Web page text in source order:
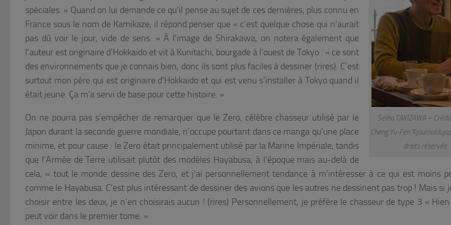
Seiho TAKIZAWA –
Cheng Yu-Fen
droits réservés
spéciales. » Quand on lui demande ce qu’il pense au sujet de ces dernières, plus connu en
France sous le nom de Kamikaze, il répond penser que « c’est quelque chose qui n’aurait
pas dû voir le jour, vide de sens. » À l’image de Shirakawa, on notera également que
l’auteur est originaire d’Hokkaido et vit à Kunitachi, bourgade à l’ouest de Tokyo : « ce sont
des environnements que je connais bien, donc ils sont plus faciles à dessiner (rires). C’est
surtout mon père qui est originaire d’Hokkaido et qui est venu s’installer à Tokyo quand il
était jeune. Ça m’a servi de base pour cette histoire. »
On ne pourra pas s’empêcher de remarquer que le Zero, célèbre chasseur utilisé par le
Japon durant la seconde guerre mondiale, n’occupe pourtant dans ce manga qu’une place
minime, et pour cause : le Zero était principalement utilisé par la Marine Impériale, tandis
que l’Armée de Terre utilisait plutôt des modèles Hayabusa, à l’époque mais au-delà de
cela, « tout le monde dessine des Zero, et j’ai personnellement tendance à m’intéresser à ce qui est moins
comme le Hayabusa. C’est plus intéressant de dessiner des avions que les autres ne dessinent pas trop ! Mais si
choisir entre les deux, je n’en choisirais aucun ! (rires) Personnellement, je préfère le chasseur de type 3 « Hien
peut voir dans le premier tome. »